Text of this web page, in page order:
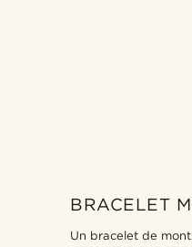
BRACELET
Un bracelet de